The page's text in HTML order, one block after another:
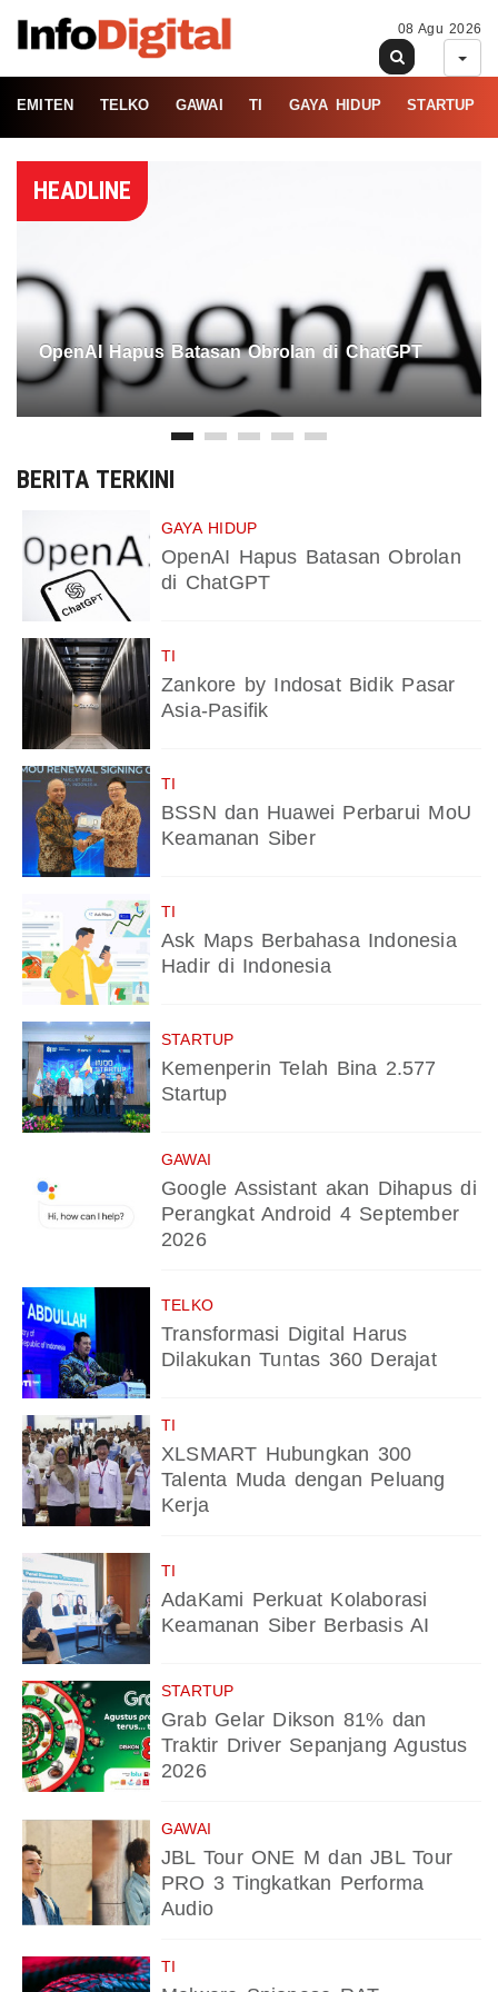
08 Agu 2026
EMITEN TELKO GAWAI TI GAYA HIDUP STARTUP
HEADLINE
OpenAI Hapus Batasan Obrolan di ChatGPT
BERITA TERKINI
GAYA HIDUP
OpenAI Hapus Batasan Obrolan
di ChatGPT
TI
Zankore by Indosat Bidik Pasar
Asia-Pasifik
TI
BSSN dan Huawei Perbarui MoU
Keamanan Siber
TI
Ask Maps Berbahasa Indonesia
Hadir di Indonesia
STARTUP
Kemenperin Telah Bina 2.577
Startup
GAWAI
Google Assistant akan Dihapus di
Perangkat Android 4 September
2026
TELKO
Transformasi Digital Harus
Dilakukan Tuntas 360 Derajat
TI
XLSMART Hubungkan 300
Talenta Muda dengan Peluang
Kerja
TI
AdaKami Perkuat Kolaborasi
Keamanan Siber Berbasis AI
STARTUP
Grab Gelar Dikson 81% dan
Traktir Driver Sepanjang Agustus
2026
GAWAI
JBL Tour ONE M dan JBL Tour
PRO 3 Tingkatkan Performa
Audio
TI